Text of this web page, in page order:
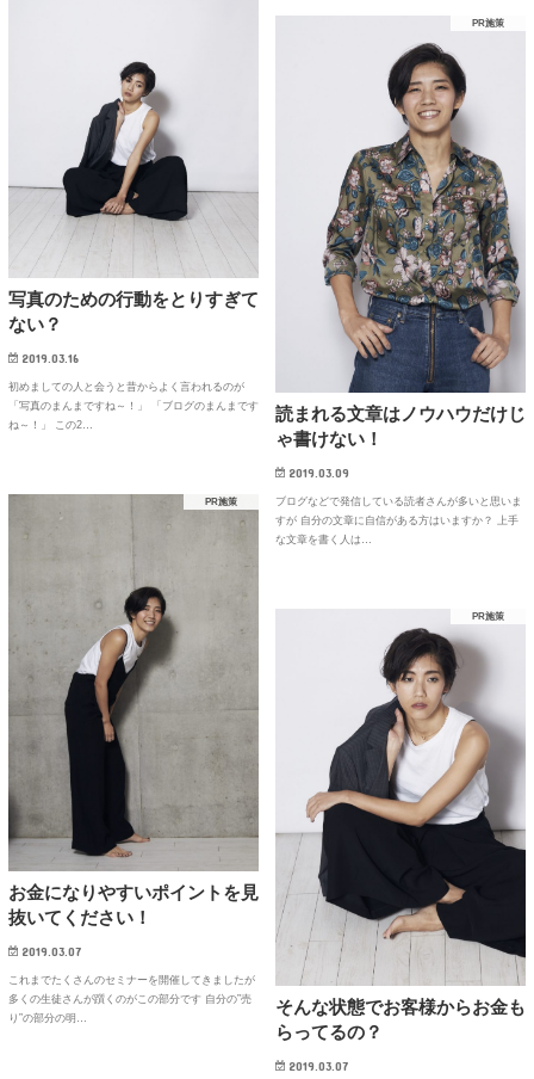
写真のための行動をとりすぎて
ない？
2019.03.16
初めましての人と会うと昔からよく言われるのが
「写真のまんまですね～！」 「ブログのまんまです
ね～！」 この2…
PR施策
読まれる文章はノウハウだけじ
ゃ書けない！
2019.03.09
ブログなどで発信している読者さんが多いと思いま
すが 自分の文章に自信がある方はいますか？ 上手
な文章を書く人は…
PR施策
お金になりやすいポイントを見
抜いてください！
2019.03.07
これまでたくさんのセミナーを開催してきましたが
多くの生徒さんが躓くのがこの部分です 自分の”売
り”の部分の明…
PR施策
そんな状態でお客様からお金も
らってるの？
2019.03.07